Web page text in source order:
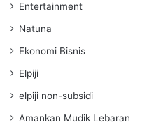
Entertainment
Natuna
Ekonomi Bisnis
Elpiji
elpiji non-subsidi
Amankan Mudik Lebaran